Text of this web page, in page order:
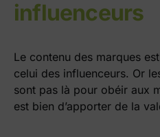
influenceurs
Le contenu des marques
celui des influenceurs. Or
sont pas là pour obéir aux
est bien d’apporter de la